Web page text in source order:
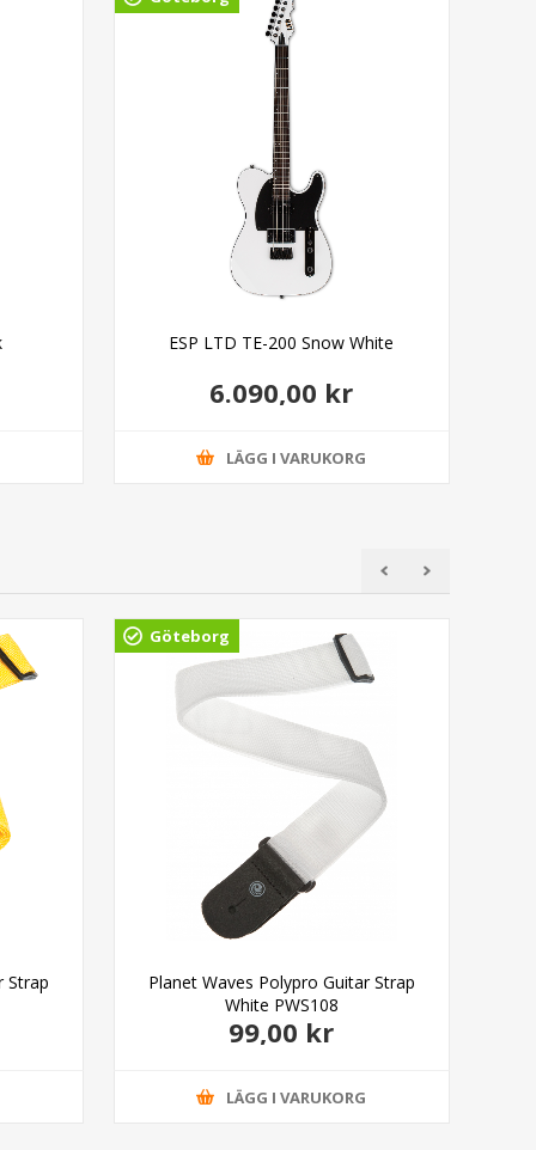
ESP LTD TE-200 Snow White
6.090,00 kr
LÄGG I VARUKORG
Strap
Göteborg
Planet Waves Polypro Guitar Strap
White PWS108
99,00 kr
LÄGG I VARUKORG